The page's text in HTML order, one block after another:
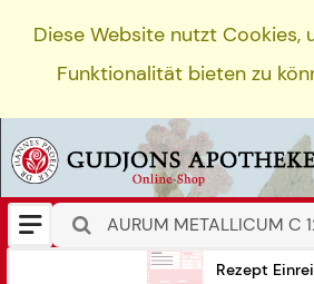
Diese Website nutzt Cookies,
Funktionalität bieten zu
Rezept